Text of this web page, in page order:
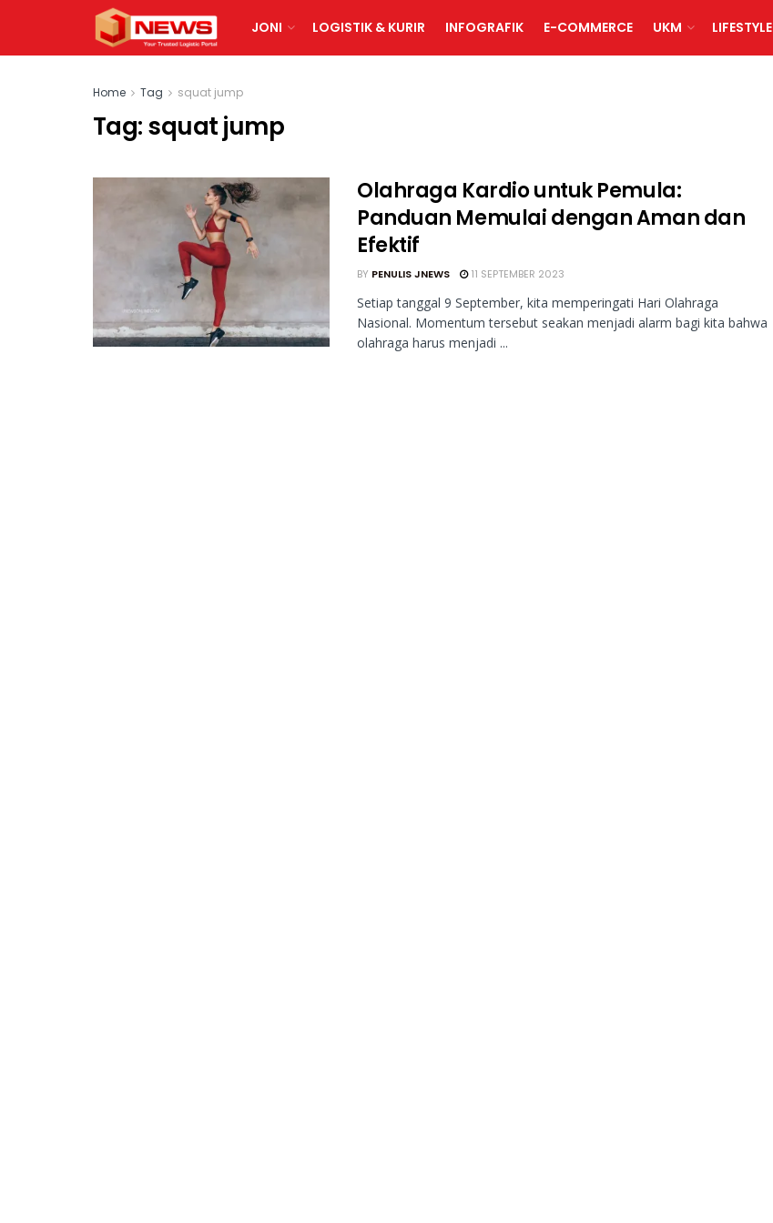
JONI LOGISTIK & KURIR INFOGRAFIK E-COMMERCE UKM LIFESTYLE
Home Tag squat jump
Tag:squat jump
Olahraga Kardio untuk Pemula:
Panduan Memulai dengan Aman dan
Efektif
BY PENULIS JNEWS 11 SEPTEMBER 2023
Setiap tanggal 9 September, kita memperingati Hari Olahraga
Nasional. Momentum tersebut seakan menjadi alarm bagi kita bahwa
olahraga harus menjadi ...